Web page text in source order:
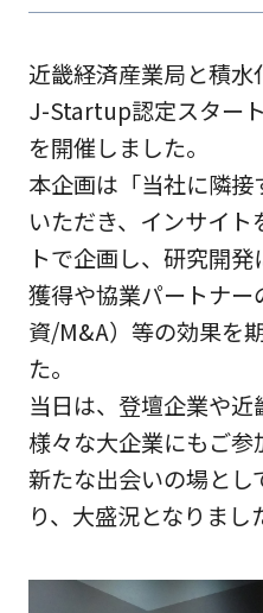
近畿経済産業局と積水
J-Startup認定スター
を開催しました。
本企画は「当社に隣
いただき、インサイ
トで企画し、研究開
獲得や協業パートナー
資/M&A）等の効果を
た。
当日は、登壇企業や
様々な大企業にもご参
新たな出会いの場と
り、大盛況となりまし